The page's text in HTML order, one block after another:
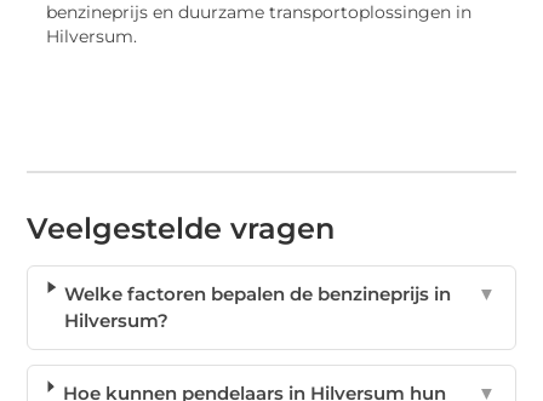
benzineprijs en duurzame transportoplossingen in
Hilversum.
Veelgestelde vragen
Welke factoren bepalen de benzineprijs in
Hilversum?
▼
Hoe kunnen pendelaars in Hilversum hun ▼